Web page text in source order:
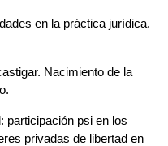
en la práctica jurídica.
Nacimiento de la
participación psi en los
privadas de libertad en